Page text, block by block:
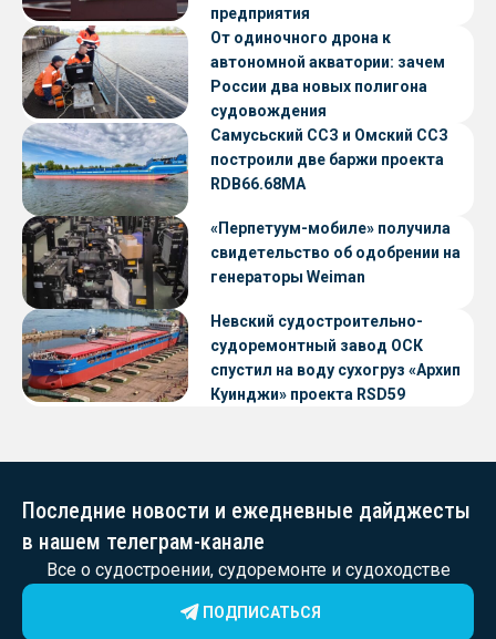
предприятия
От одиночного дрона к
автономной акватории: зачем
России два новых полигона
судовождения
Самусьский ССЗ и Омский ССЗ
построили две баржи проекта
RDB66.68МА
«Перпетуум-мобиле» получила
свидетельство об одобрении на
генераторы Weiman
Невский судостроительно-
судоремонтный завод ОСК
спустил на воду сухогруз «Архип
Куинджи» проекта RSD59
Последние новости и ежедневные дайджесты
в нашем телеграм-канале
Все о судостроении, судоремонте и судоходстве
ПОДПИСАТЬСЯ